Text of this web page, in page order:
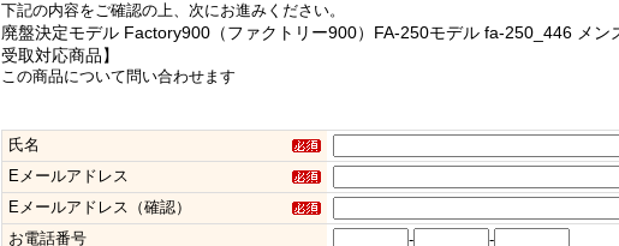
下記の内容をご確認の上、次にお進みください。
廃盤決定モデル Factory900（ファクトリー900）FA-250モデル fa-250_446 メ
受取対応商品】
この商品について問い合わせます
氏名
Eメールアドレス
Eメールアドレス（確認）
お電話番号
- -